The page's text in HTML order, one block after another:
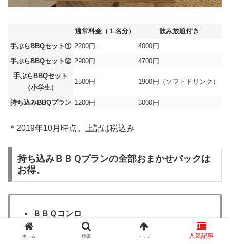
通常料金（１名分）
飲み放題付き
手ぶらBBQセット① 2200円
4000円
手ぶらBBQセット② 2900円
4700円
手ぶらBBQセット
（小学生）
1500円 1900円（ソフトドリンク）
持ち込みBBQプラン 1200円 3000円
＊2019年10月時点。上記は税込み
持ち込みＢＢＱプランの全部おまかせパックは
お得。
ＢＢＱコンロ
焼き網・鉄板・トング
ホーム 検索 トップ